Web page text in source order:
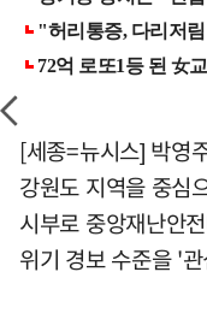
[세종=뉴시스] 박영
강원도 지역을 중심
시부로 중앙재난안
위기 경보 수준을 '